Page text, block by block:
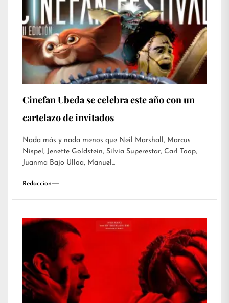
Cinefan Ubeda se celebra este año con un
cartelazo de invitados
Nada más y nada menos que Neil Marshall, Marcus
Nispel, Jenette Goldstein, Silvia Superestar, Carl Toop,
Juanma Bajo Ulloa, Manuel...
Redaccion